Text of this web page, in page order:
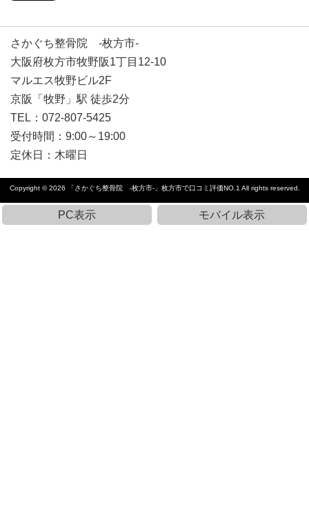
さかぐち整骨院 -枚方市-
大阪府枚方市牧野阪1丁目12-10
マルエス牧野ビル2F
京阪「牧野」駅 徒歩2分
TEL：072-807-5425
受付時間：9:00～19:00
定休日： 木曜日
Copyright © 2026 「さかぐち整骨院 -枚方市-」枚方市で口コミ評価NO.1 All rights reserved.
PC表示 モバイル表示